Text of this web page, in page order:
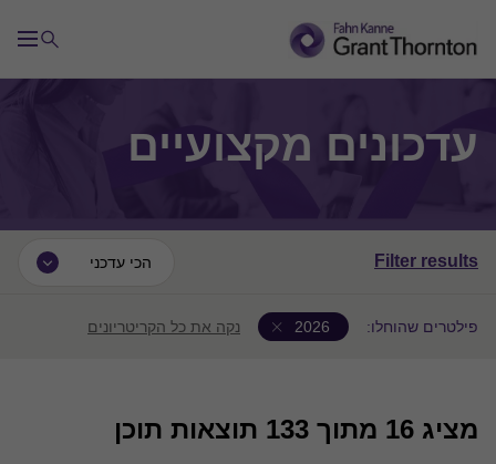
עדכונים מקצועיים
Filter results
פילטרים שהוחלו: 2026 נקה את כל הקריטריונים
מציג 16 מתוך 133 תוצאות תוכן
הכי עדכני